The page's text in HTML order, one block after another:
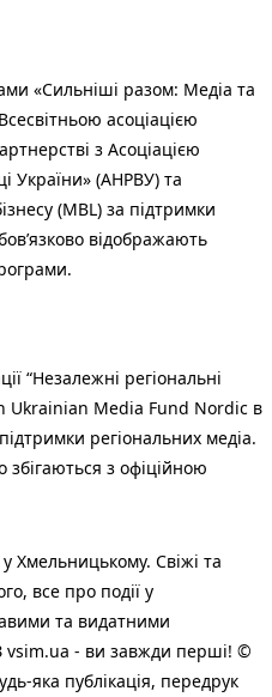
«Сильніші разом: Медіа та
асоціацією
з Асоціацією
України» (АНРВУ) та
(MBL) за підтримки
відображають
“Незалежні регіональні
Ukrainian Media Fund Nordic в
регіональних медіа.
збігаються з офіційною
Хмельницькому. Свіжі та
все про події у
та видатними
vsim.ua - ви завжди перші! ©
яка публiкацiя, передрук